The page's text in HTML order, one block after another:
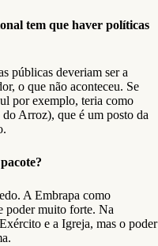
tem que haver políticas
públicas deveriam ser a
o que não aconteceu. Se
por exemplo, teria como
Arroz), que é um posto da
A Embrapa como
poder muito forte. Na
e a Igreja, mas o poder